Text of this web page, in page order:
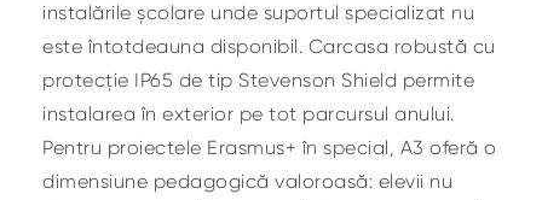
instalările școlare unde suportul specializat nu
este întotdeauna disponibil. Carcasa robustă cu
protecție IP65 de tip Stevenson Shield permite
instalarea în exterior pe tot parcursul anului.
Pentru proiectele Erasmus+ în special, A3 oferă o
dimensiune pedagogică valoroasă: elevii nu